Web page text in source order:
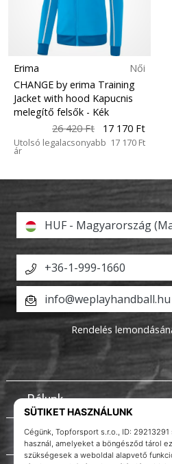
Erima
Női
CHANGE by erima Training
Jacket with hood Kapucnis
melegítő felsők - Kék
26 420 Ft
17 170 Ft
Utolsó legalacsonyabb
ár
17 170 Ft
Rólunk
Ügyfélszolgálat
HUF - Magyarország
+36-1-999-1660
info@weplayhandball.hu
Rendelés